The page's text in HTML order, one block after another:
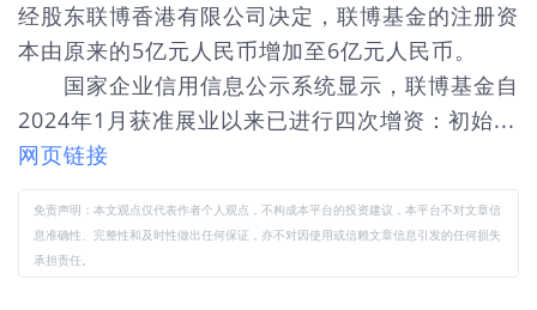
经股东联博香港有限公司决定，联博基金的注册资
本由原来的5亿元人民币增加至6亿元人民币。
国家企业信用信息公示系统显示，联博基金自
2024年1月获准展业以来已进行四次增资：初始...
网页链接
免责声明：本文观点仅代表作者个人观点，不构成本平台的投资建议，本平台不对文章信
息准确性、完整性和及时性做出任何保证，亦不对因使用或信赖文章信息引发的任何损失
承担责任。